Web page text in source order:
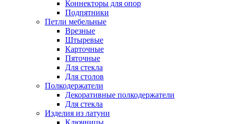
Коннекторы для опор
Подпятники
Петли мебельные
Врезные
Штыревые
Карточные
Пяточные
Для стекла
Для столов
Полкодержатели
Декоративные полкодержатели
Для стекла
Изделия из латуни
Ключницы